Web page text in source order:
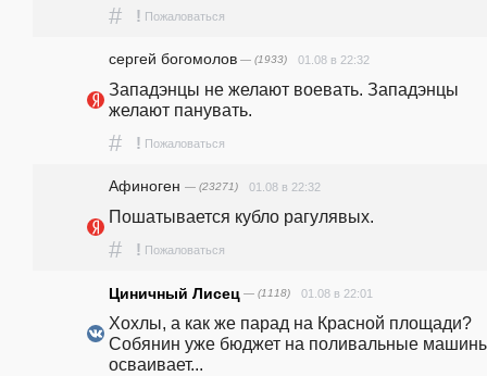
# ! Пожаловаться
сергей богомолов — (1933) 01.08 в 22:32
Западэнцы не желают воевать. Западэнцы
желают панувать.
# ! Пожаловаться
Афиноген — (23271) 01.08 в 22:32
Пошатывается кубло рагулявых.
# ! Пожаловаться
Циничный Лисец — (1118) 01.08 в 22:01
Хохлы, а как же парад на Красной площади?
Собянин уже бюджет на поливальные
осваивает...